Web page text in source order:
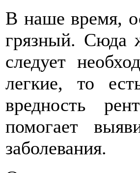
В наше время,
грязный. Сюда
следует
легкие, то
вредность
помогает
заболевания.